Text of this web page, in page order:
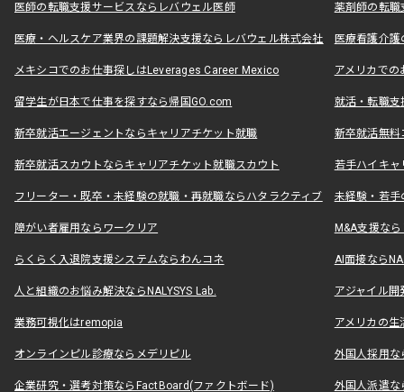
医師の転職支援サービスならレバウェル医師 薬剤師の転
医療・ヘルスケア業界の課題解決支援ならレバウェル株式会社 医療看護介
メキシコでのお仕事探しはLeverages Career Mexico アメリカで
留学生が日本で仕事を探すなら帰国GO.com 就活・転職
新卒就活エージェントならキャリアチケット就職 新卒就活無料
新卒就活スカウトならキャリアチケット就職スカウト 若手ハイキ
フリーター・既卒・未経験の就職・再就職ならハタラクティブ 未経験・若手
障がい者雇用ならワークリア M&A支援な
らくらく入退院支援システムならわんコネ AI面接なら
人と組織のお悩み解決ならNALYSYS Lab. アジャイル
業務可視化はremopia アメリカの
オンラインピル診療ならメデリピル 外国人採用
企業研究・選考対策ならFactBoard(ファクトボード) 外国人派遣な